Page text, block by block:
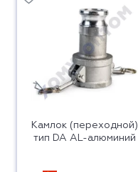
Камлок (переходной)
тип DA AL-алюминий